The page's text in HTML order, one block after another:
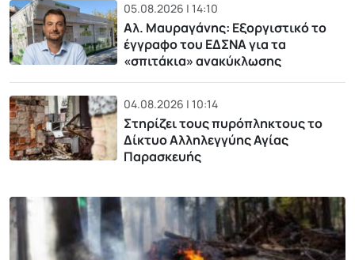
05.08.2026 | 14:10
Αλ. Μαυραγάνης: Εξοργιστικό το
έγγραφο του ΕΔΣΝΑ για τα
«σπιτάκια» ανακύκλωσης
04.08.2026 | 10:14
Στηρίζει τους πυρόπληκτους το
Δίκτυο Αλληλεγγύης Αγίας
Παρασκευής